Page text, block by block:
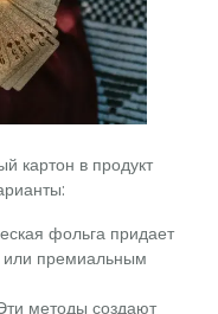
картон в продукт
фольга придает
премиальным
методы создают